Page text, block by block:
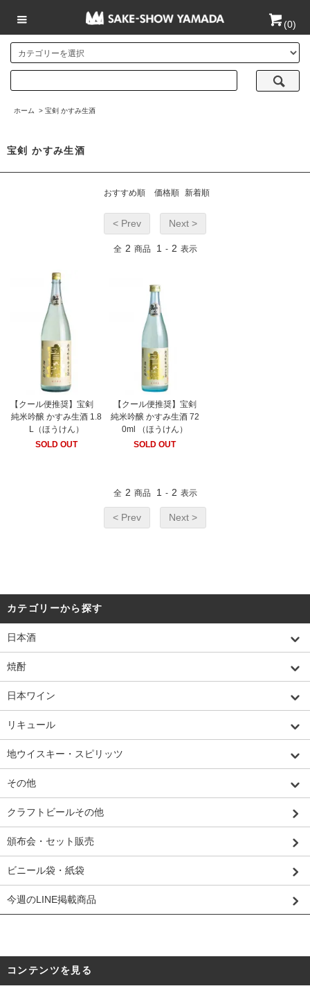
(0)
ホーム > 宝剣 かすみ生酒
宝剣 かすみ生酒
おすすめ順 価格順 新着順
< Prev Next >
全 2 商品 1 - 2 表示
【クール便推奨】宝剣
純米吟醸 かすみ生酒 1.8
L（ほうけん）
SOLD OUT
【クール便推奨】宝剣
純米吟醸 かすみ生酒 72
0ml （ほうけん）
SOLD OUT
全 2 商品 1 - 2 表示
< Prev Next >
カテゴリーから探す
日本酒
焼酎
日本ワイン
リキュール
地ウイスキー・スピリッツ
その他
クラフトビールその他
頒布会・セット販売
ビニール袋・紙袋
今週のLINE掲載商品
コンテンツを見る